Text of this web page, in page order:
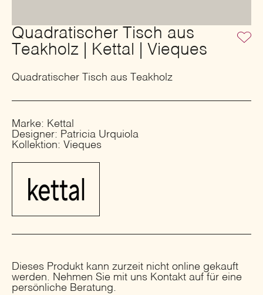
Quadratischer Tisch aus
Teakholz | Kettal | Vieques
Quadratischer Tisch aus Teakholz
Marke: Kettal
Designer: Patricia Urquiola
Kollektion: Vieques
Dieses Produkt kann zurzeit nicht online gekauft
werden. Nehmen Sie mit uns Kontakt auf für eine
persönliche Beratung.